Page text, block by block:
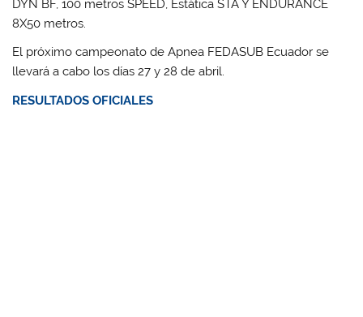
DYN BF, 100 metros SPEED, Estática STA Y ENDURANCE
8X50 metros.
El próximo campeonato de Apnea FEDASUB Ecuador se
llevará a cabo los días 27 y 28 de abril.
RESULTADOS OFICIALES